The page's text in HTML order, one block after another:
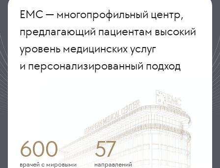
ЕМС — многопрофильный центр,
предлагающий пациентам высокий
уровень медицинских услуг
и персонализированный подход
600
врачей с мировыми
57
направлений